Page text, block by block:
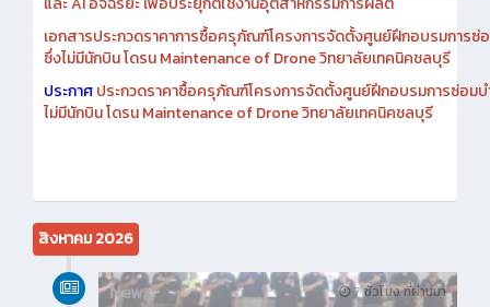
ประกาศประกวดราคาซื้อครุภัณฑ์ชุดปฏิบัติการเรียนรู้และควบคุมหุ่นยน
และ AI อัจฉริยะ เพื่อประยุกต์ใช้งานอุตสาหกรรมการผลิต
เอกสารประกวดราคาการซื้อครุภัณฑ์โครงการจัดตั้งศูนย์ฝึกอบรมการซ่
ซึ่งไม่มีนักบิน โดรน Maintenance of Drone วิทยาลัยเทคนิคชลบุรี
ประกาศประกวดราคาซื้อครุภัณฑ์โครงการจัดตั้งศูนย์ฝึกอบรมการซ่อมบ
สิงหาคม 2026